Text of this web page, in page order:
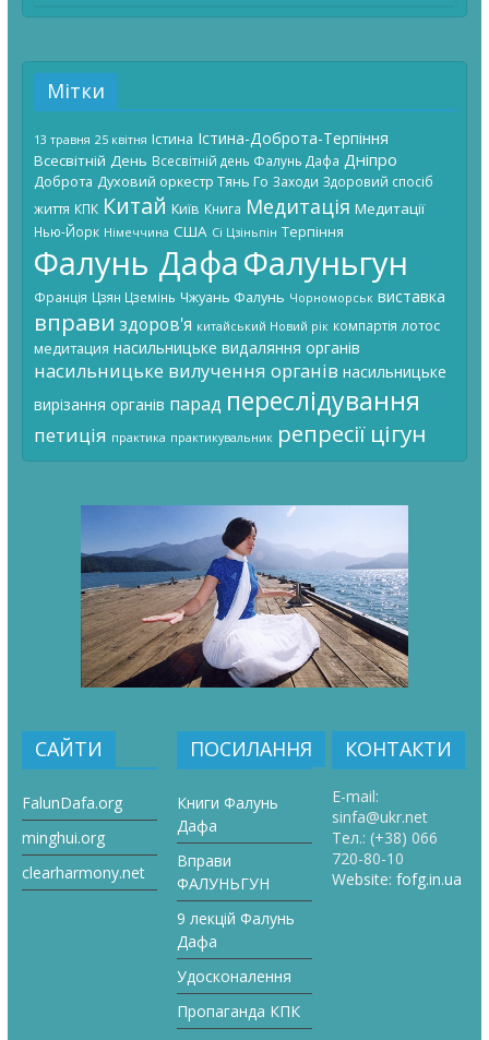
Мітки
13 травня 25 квітня Істина Істина-Доброта-Терпіння
Всесвітній День Всесвітній день Фалунь Дафа Дніпро
Доброта Духовий оркестр Тянь Го Заходи Здоровий спосіб
життя КПК Китай Київ Книга Медитація Медитації
Нью-Йорк Німеччина США Сі Цзіньпін Терпіння
Фалунь ДафаФалуньгун
Франція Цзян Цземінь Чжуань Фалунь Чорноморськ виставка
вправи здоров'я китайський Новий рік компартія лотос
медитация насильницьке видаляння органів
насильницьке вилучення органів насильницьке
вирізання органів парад переслідування
петиція практика практикувальник репресії цігун
САЙТИ
FalunDafa.org
minghui.org
clearharmony.net
ПОСИЛАННЯ
Книги Фалунь
Дафа
Вправи
ФАЛУНЬГУН
9 лекцій Фалунь
Дафа
Удосконалення
Пропаганда КПК
КОНТАКТИ
E-mail:
sinfa@ukr.net
Тел.: (+38) 066
720-80-10
Website:fofg.in.ua